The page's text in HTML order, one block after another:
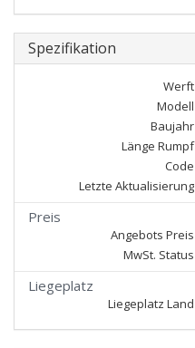
Spezifikation
Werft
Modell
Baujahr
Länge Rumpf
Code
Letzte Aktualisierung
Preis
Angebots Preis
MwSt. Status
Liegeplatz
Liegeplatz Land